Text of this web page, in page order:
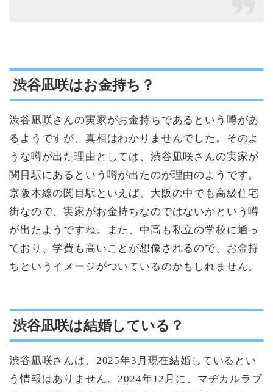
渋谷凪咲はお金持ち？
渋谷凪咲さんの実家がお金持ちであるという噂があ
るようですが、真相はわかりませんでした。そのよ
うな噂が出た理由としては、渋谷凪咲さんの実家が
関目駅にあるという噂が出たのが理由のようです。
京阪本線の関目駅といえば、大阪の中でも高級住宅
街なので、実家がお金持ちなのではないかという噂
が出たようですね。また、中高も私立の学校に通っ
ており、学費も高いことが想像されるので、お金持
ちというイメージがついているのかもしれません。
渋谷凪咲は結婚している？
渋谷凪咲さんは、2025年3月現在結婚しているとい
う情報はありません。2024年12月に、マヂカルラブ